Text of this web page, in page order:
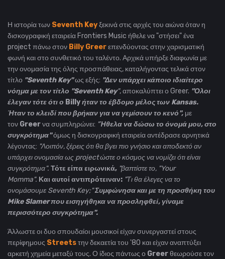
Η ιστορία των Seventh Keyξεκινά στις αρχές του αιώνα όταν η
δισκογραφική εταιρεία Frontiers Music ήθελε να "στήσει" ένα
project πάνω στον Billy Greerεπενδύοντας στην χαρισματική
φωνή και στο συνθετικό του ταλέντο. Αρχικά υπήρξε διαφωνία με
την ονομασία της όλης προσπάθειας, καταλήγοντας τελικά στον
τίτλο "Seventh Key"ως εξής: "Δεν υπάρχει κάποιο ιδιαίτερο
νόημα με τον τίτλο "Seventh Key", αποκαλύπτει ο Greer. "Όλοι
έλεγαν τότε ότι ο Billyήταν το έβδομο μέλος των Kansas.
Ήταν το κλειδί που βρήκαν για να γεμίσουν το κενό", με
τον Greerνα συμπληρώνει: "Ήθελα να δώσω το όνομά μου, στο
συγκρότημα"όμως η δισκογραφική εταιρεία αντέδρασε αρνητικά
λέγοντας: "Λοιπόν, ξέρεις ότι θα βγει πιο γνήσιο και αποδεκτό αν
υπάρχει ονομασία ως project ώστε ο κόσμος να νομίζει ότι είναι
συγκρότημα". Τότε είπα ειρωνικά, "βαπτίστε το, "Your
Momma". Και αυτοί αντιπρότειναν: "Τι θα έλεγες να το
ονομάσουμε Seventh Key;"Συμφώνησα και με τη προσθήκη του
Mike Slamer που εισηγήθηκα να προσληφθεί, γίναμε
περισσότερο συγκρότημα".
Άλλωστε οι δυο σπουδαίοι μουσικοί είχαν συνεργαστεί στους
περίφημους Streetsτην δεκαετία του '80 και είχαν αναπτύξει
αρκετή χημεία μεταξύ τους. Ο ίδιος πάντως ο Greerθεωρούσε τον